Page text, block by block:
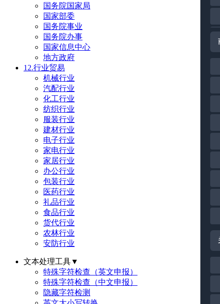
国务院国家局
国家部委
国务院事业
国务院办事
国家信息中心
地方政府
12.行业贸易
机械行业
汽配行业
化工行业
纺织行业
服装行业
建材行业
电子行业
家电行业
家居行业
办公行业
包装行业
医药行业
礼品行业
食品行业
货代行业
农林行业
安防行业
文本处理工具▼
特殊字符检查（英文申报）
特殊字符检查（中文申报）
隐藏字符检测